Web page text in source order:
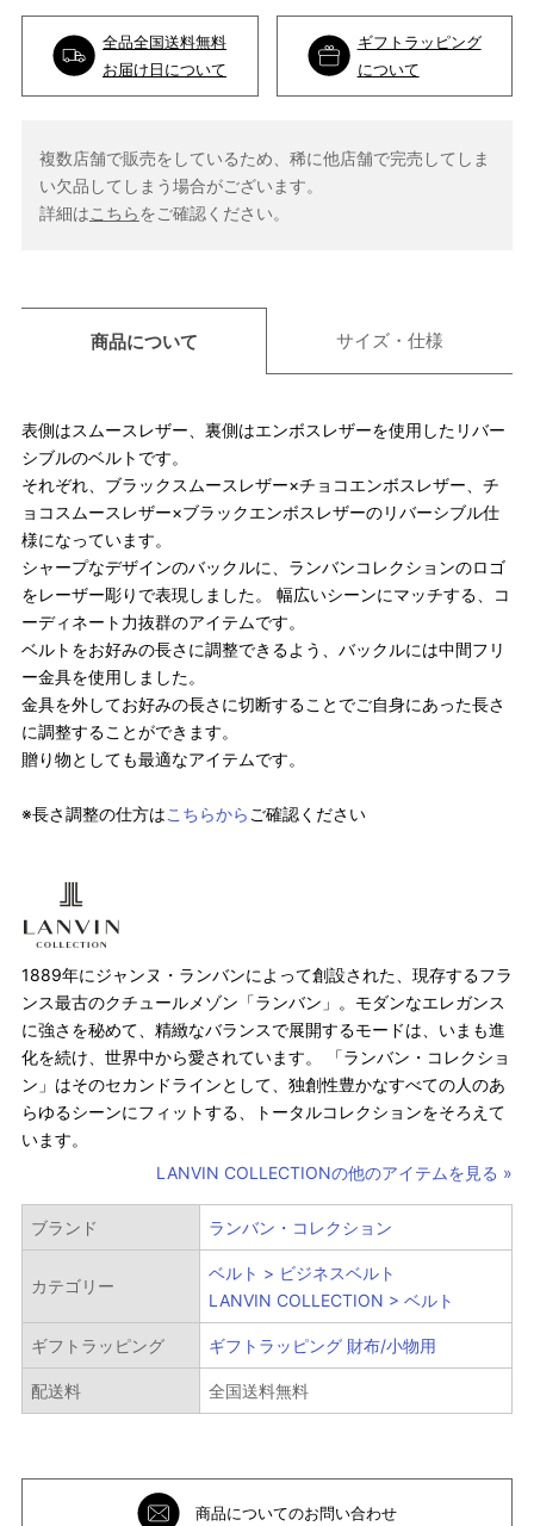
商品について サイズ・仕様
表側はスムースレザー、裏側はエンボスレザーを使用したリバー
シブルのベルトです。
それぞれ、ブラックスムースレザー×チョコエンボスレザー、チ
ョコスムースレザー×ブラックエンボスレザーのリバーシブル仕
様になっています。
シャープなデザインのバックルに、ランバンコレクションのロゴ
をレーザー彫りで表現しました。 幅広いシーンにマッチする、コ
ーディネート力抜群のアイテムです。
ベルトをお好みの長さに調整できるよう、バックルには中間フリ
ー金具を使用しました。
金具を外してお好みの長さに切断することでご自身にあった長さ
に調整することができます。
贈り物としても最適なアイテムです。
※長さ調整の仕方はこちらから ご確認ください
1889年にジャンヌ・ランバンによって創設された、現存するフラ
ンス最古のクチュールメゾン「ランバン」。モダンなエレガンス
に強さを秘めて、精緻なバランスで展開するモードは、いまも進
化を続け、世界中から愛されています。 「ランバン・コレクショ
ン」はそのセカンドラインとして、独創性豊かなすべての人のあ
らゆるシーンにフィットする、トータルコレクションをそろえて
います。
LANVIN COLLECTIONの他のアイテムを見る »
ブランド ランバン・コレクション
カテゴリー
ベルト > ビジネスベルト
LANVIN COLLECTION > ベルト
ギフトラッピング ギフトラッピング 財布/小物用
配送料 全国送料無料
全品全国送料無料
お届け日について
ギフトラッピング
について
複数店舗で販売をしているため、稀に他店舗で完売してしま
い欠品してしまう場合がございます。
詳細はこちらをご確認ください。
商品についてのお問い合わせ